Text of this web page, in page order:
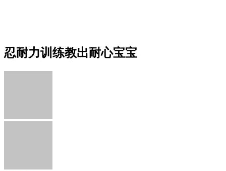
忍耐力训练教出耐心宝宝